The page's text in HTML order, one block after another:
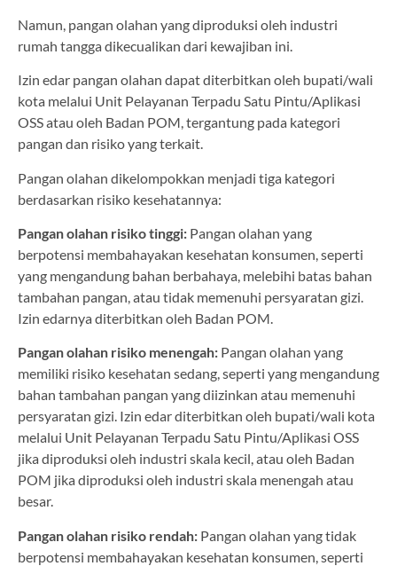
Namun, pangan olahan yang diproduksi oleh industri
rumah tangga dikecualikan dari kewajiban ini.
Izin edar pangan olahan dapat diterbitkan oleh bupati/wali
kota melalui Unit Pelayanan Terpadu Satu Pintu/Aplikasi
OSS atau oleh Badan POM, tergantung pada kategori
pangan dan risiko yang terkait.
Pangan olahan dikelompokkan menjadi tiga kategori
berdasarkan risiko kesehatannya:
Pangan olahan risiko tinggi: Pangan olahan yang
berpotensi membahayakan kesehatan konsumen, seperti
yang mengandung bahan berbahaya, melebihi batas bahan
tambahan pangan, atau tidak memenuhi persyaratan gizi.
Izin edarnya diterbitkan oleh Badan POM.
Pangan olahan risiko menengah: Pangan olahan yang
memiliki risiko kesehatan sedang, seperti yang mengandung
bahan tambahan pangan yang diizinkan atau memenuhi
persyaratan gizi. Izin edar diterbitkan oleh bupati/wali kota
melalui Unit Pelayanan Terpadu Satu Pintu/Aplikasi OSS
jika diproduksi oleh industri skala kecil, atau oleh Badan
POM jika diproduksi oleh industri skala menengah atau
besar.
Pangan olahan risiko rendah: Pangan olahan yang tidak
berpotensi membahayakan kesehatan konsumen, seperti